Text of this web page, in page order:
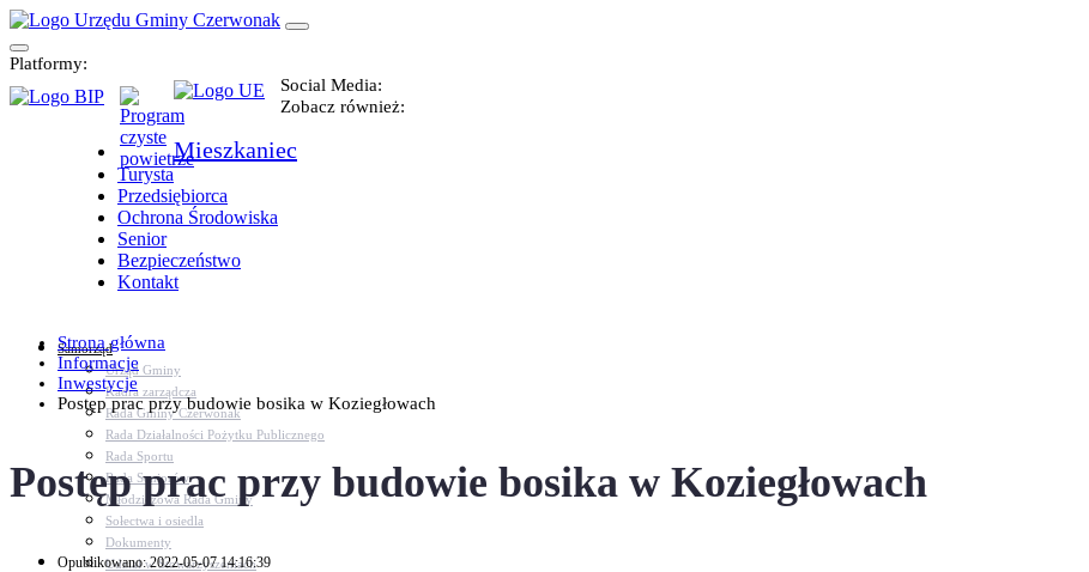
Platformy:
Social Media:
Zobacz również:
Mieszkaniec
Turysta
Przedsiębiorca
Ochrona Środowiska
Senior
Bezpieczeństwo
Kontakt
Samorząd
Urząd Gminy
Kadra zarządcza
Rada Gminy Czerwonak
Rada Działalności Pożytku Publicznego
Rada Sportu
Rada Seniorów
Młodzieżowa Rada Gminy
Sołectwa i osiedla
Dokumenty
Udział w Stowarzyszeniach
Strona główna
Informacje
Inwestycje
Postęp prac przy budowie bosika w Koziegłowach
Postęp prac przy budowie bosika w Koziegłowach
Opublikowano: 2022-05-07 14:16:39